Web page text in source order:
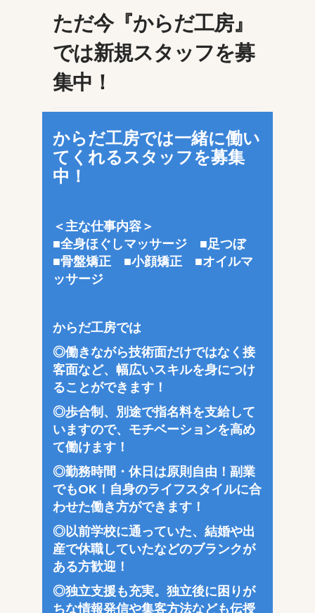
ただ今『からだ工房』
では新規スタッフを募
集中！
からだ工房では一緒に働い
てくれるスタッフを募集
中！
＜主な仕事内容＞
■全身ほぐしマッサージ ■足つぼ
■骨盤矯正 ■小顔矯正 ■オイルマ
ッサージ
からだ工房では
◎働きながら技術面だけではなく接
客面など、幅広いスキルを身につけ
ることができます！
◎歩合制、別途で指名料を支給して
いますので、モチベーションを高め
て働けます！
◎勤務時間・休日は原則自由！副業
でもOK！自身のライフスタイルに合
わせた働き方ができます！
◎以前学校に通っていた、結婚や出
産で休職していたなどのブランクが
ある方歓迎！
◎独立支援も充実。独立後に困りが
ちな情報発信や集客方法なども伝授